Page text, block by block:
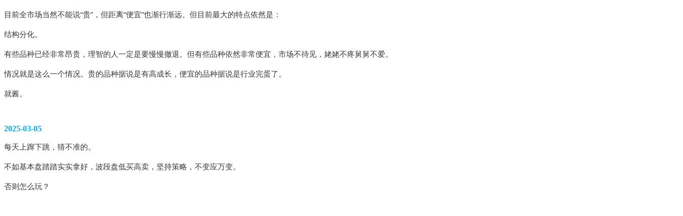
目前全市场当然不能说“贵”，但距离“便宜”也渐行渐远。但目前最大的特点依然是：
结构分化。
有些品种已经非常昂贵，理智的人一定是要慢慢撤退。但有些品种依然非常便宜，市场不待见，姥姥不疼舅舅不爱。
情况就是这么一个情况。贵的品种据说是有高成长，便宜的品种据说是行业完蛋了。
就酱。
2025-03-05
每天上蹿下跳，猜不准的。
不如基本盘踏踏实实拿好，波段盘低买高卖，坚持策略，不变应万变。
否则怎么玩？